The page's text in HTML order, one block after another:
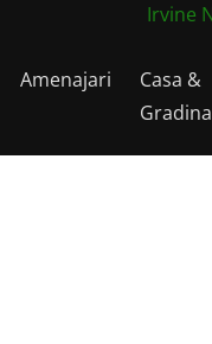
Irvine
Amenajari
Casa &
Gradina